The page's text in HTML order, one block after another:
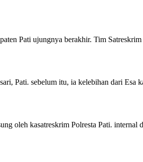
Pati ujungnya berakhir. Tim
Pati. sebelum itu, ia kelebihan dari
oleh kasatreskrim Polresta Pati.